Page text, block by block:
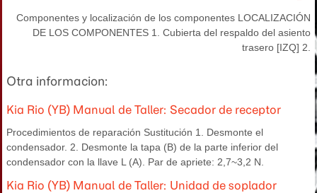
Componentes y localización de los componentes LOCALIZACIÓN
DE LOS COMPONENTES 1. Cubierta del respaldo del asiento
trasero [IZQ] 2.
Otra informacion:
Kia Rio (YB) Manual de Taller: Secador de receptor
Procedimientos de reparación Sustitución 1. Desmonte el
condensador. 2. Desmonte la tapa (B) de la parte inferior del
condensador con la llave L (A). Par de apriete: 2,7~3,2 N.
Kia Rio (YB) Manual de Taller: Unidad de soplador